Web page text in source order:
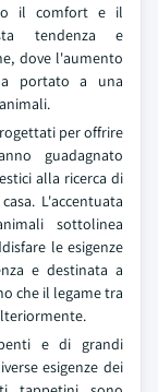
il comfort e il
tendenza e
dove l'aumento
portato a una
per offrire
guadagnato
alla ricerca di
L'accentuata
sottolinea
le esigenze
e destinata a
che il legame tra
e di grandi
esigenze dei